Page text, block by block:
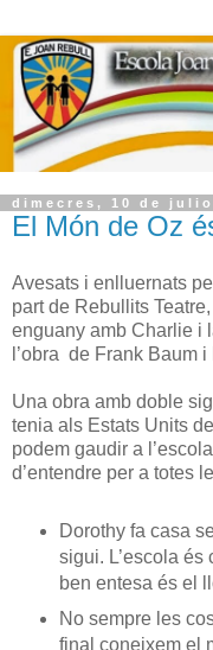
dimecres, 10 de
El Món de Oz
Avesats i enlluernats
part de Rebullits
enguany amb Charlie i
l’obra de Frank Baum
Una obra amb doble
tenia als Estats Units
podem gaudir a
d’entendre per a totes
Dorothy fa casa
sigui. L’escola és
ben entesa és el
No sempre les
final coneixem el